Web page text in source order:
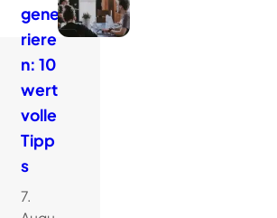
gene
riere
n: 10
wert
volle
Tipp
s
7.